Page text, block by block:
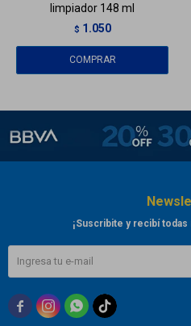
limpiador 148 ml
$ 1.050
¡Suscribite y recibí
  